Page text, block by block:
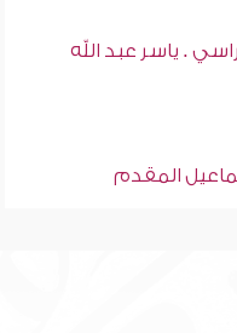
. ياسر عبد الله